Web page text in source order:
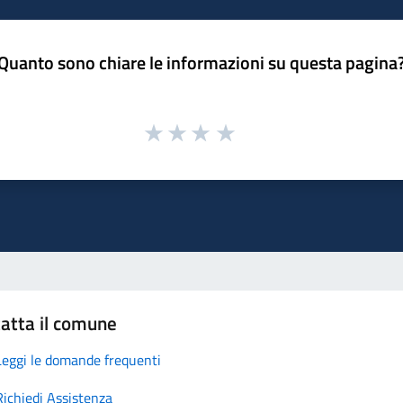
sono chiare le informazioni su questa
il comune
le domande frequenti
Assistenza